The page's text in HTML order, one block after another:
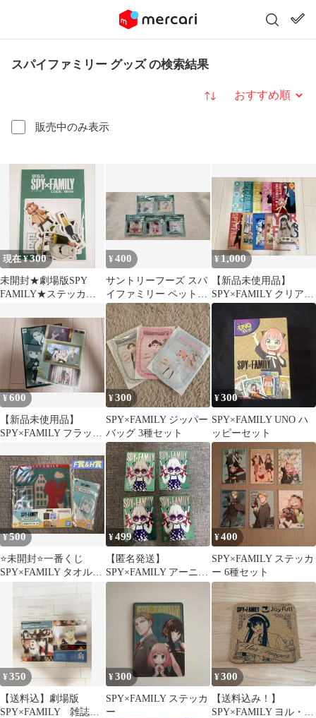
スパイファミリー グッズ の検索結果
販売中のみ表示
並び替え
現在 ¥300
未開封★劇場版SPY
FAMILY★ステッカー
リー★アーニャ
¥400
サントリーフーズ スパ
イファミリー ペットボ
トルチャーム
¥1,000
【新品未使用品】
SPY×FAMILY クリアフ
ァイル 10枚セット
¥600
【新品未使用品】
SPY×FAMILY フラット
シート
¥300
SPY×FAMILY ジッパー
バッグ 3種セット
¥300
SPY×FAMILY UNO ハ
ッピーセット
¥500
⭐️未開封⭐️一番くじ
SPY×FAMILY タオル&
¥499
【匿名発送】
SPY×FAMILY アーニャ
ナツコミ 4枚セット
¥400
SPY×FAMILY ステッカ
ー 6種セット
¥350
【送料込】劇場版
SPY×FAMILY 雑誌切
¥300
SPY×FAMILY ステッカ
ー
¥300
【送料込み！】
SPY×FAMILY ヨル・フ